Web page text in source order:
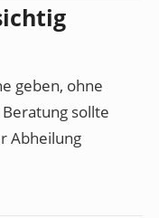
geben, ohne
sollte
Abheilung